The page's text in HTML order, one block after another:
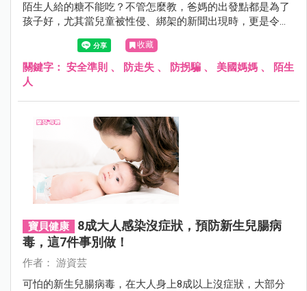
陌生人給的糖不能吃？不管怎麼教，爸媽的出發點都是為了
孩子好，尤其當兒童被性侵、綁架的新聞出現時，更是令爸
媽心驚驚！怎樣的安全教育才是好的呢？雖說沒有一定標
準，但一位來自美國的媽媽，同時也是美國兒童安全教育計
畫發起人所提出的10準則，爸媽們可以參考參考唷～
收藏
關鍵字： 安全準則 、 防走失 、 防拐騙 、 美國媽媽 、
陌生
人
寶貝健康
8成大人感染沒症狀，預防新生兒腸病
毒，這7件事別做！
作者： 游資芸
可怕的新生兒腸病毒，在大人身上8成以上沒症狀，大部分